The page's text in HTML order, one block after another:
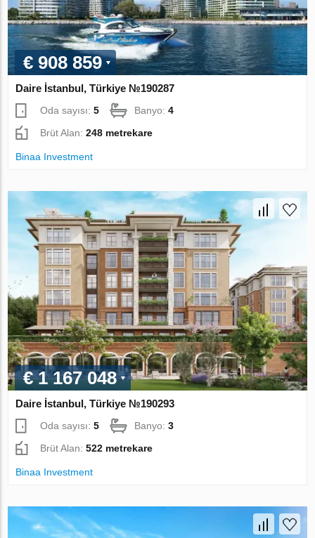
€ 908 859
Daire İstanbul, Türkiye №190287
Oda sayısı:5 Banyo:4
Brüt Alan:248 metrekare
Binaa Investment
€ 1 167 048
Daire İstanbul, Türkiye №190293
Oda sayısı:5 Banyo:3
Brüt Alan:522 metrekare
Binaa Investment